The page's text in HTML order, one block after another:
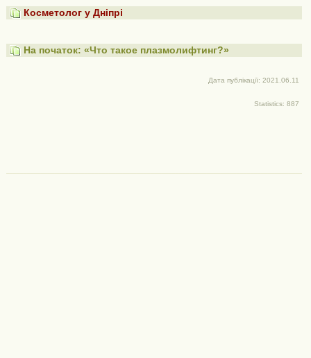
Косметолог у Дніпрі
На початок: «Что такое плазмолифтинг?»
Дата публікації: 2021.06.11
Statistics: 887